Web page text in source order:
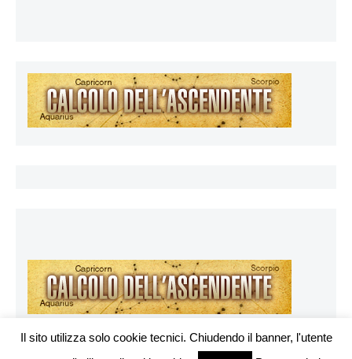
Il sito utilizza solo cookie tecnici. Chiudendo il banner, l'utente